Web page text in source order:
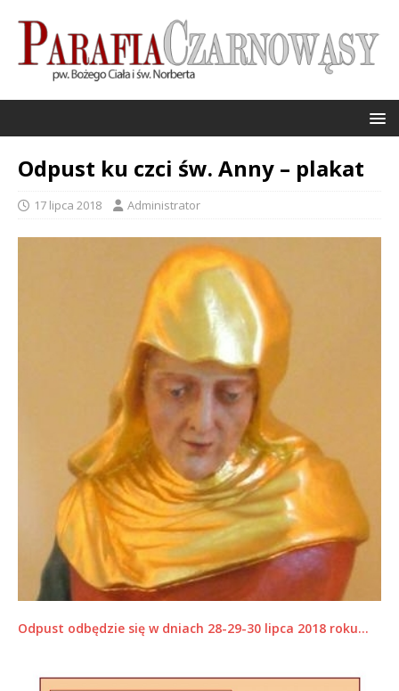
Odpust ku czci św. Anny – plakat
17 lipca 2018 Administrator
Odpust odbędzie się w dniach 28-29-30 lipca 2018 roku…